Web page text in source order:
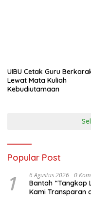
UIBU Cetak Guru
Lewat Mata Kuliah
Kebudiutamaan
Popular Post
1 6 Agustus 2026 0
Bantah “Tangkap
Kami Transparan